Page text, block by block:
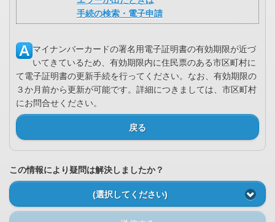
手続の検索・電子申請
マイナンバーカードの署名用電子証明書の有効期限が近づ
いてきているため、有効期限内に住民票のある市区町村に
て電子証明書の更新手続を行ってください。なお、有効期限の
３か月前から更新が可能です。詳細につきましては、市区町村
にお問合せください。
戻る
この情報により疑問は解決しましたか？
(選択してください)